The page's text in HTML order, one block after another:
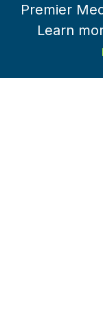
Premier
Learn